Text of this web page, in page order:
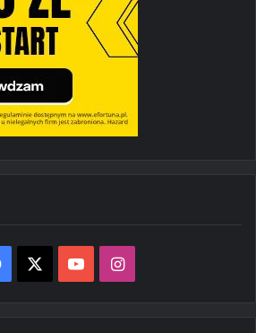
Facebook YouTubeInstagram